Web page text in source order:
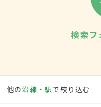
検索フ
他の沿線・駅で絞り込む